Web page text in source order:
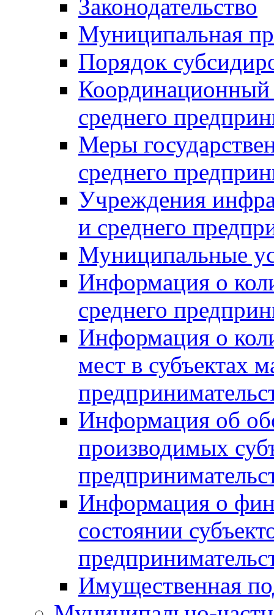
Законодательство
Муниципальная
Порядок
Координационный
среднего
Меры
среднего
Учреждения
и среднего
Муниципальные
Информация о
среднего
Информация о
мест в субъектах
Информация об
производимых
Информация о
состоянии
Имущественная